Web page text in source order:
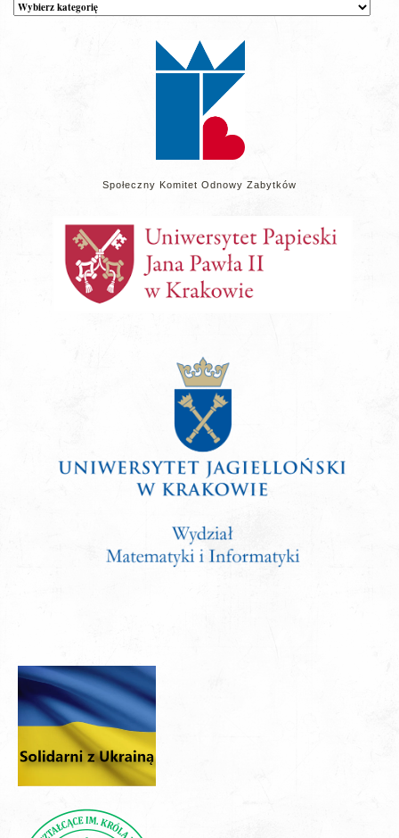
Kategorie
wpisów
Społeczny Komitet Odnowy Zabytków